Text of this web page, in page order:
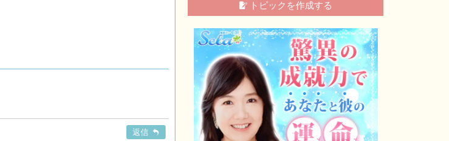
返信
トピックを作成する